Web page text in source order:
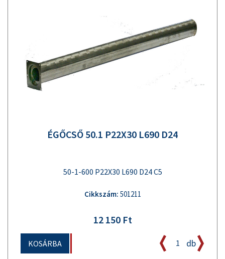
ÉGŐCSŐ 50.1 P22X30 L690 D24
50-1-600 P22X30 L690 D24 C5
Cikkszám: 501211
12 150 Ft
KOSÁRBA db